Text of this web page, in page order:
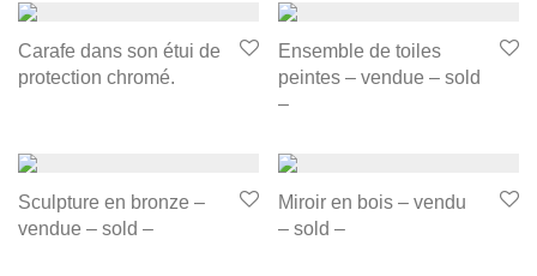
Carafe dans son étui de
protection chromé.
Ensemble de toiles
peintes – vendue – sold
–
Sculpture en bronze –
vendue – sold –
Miroir en bois – vendu
– sold –